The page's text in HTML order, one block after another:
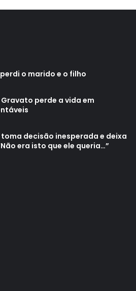
o marido e o filho
perde a vida em
decisão inesperada e deixa
era isto que ele queria…”